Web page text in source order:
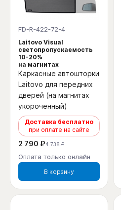
FD-R-422-72-4
Laitovo Visual
светопропускаемость
10-20%
на магнитах
Каркасные автошторки
Laitovo для передних
дверей (на магнитах
укороченный)
Доставка бесплатно
при оплате на сайте
2 790 ₽4 738 ₽
Оплата только онлайн
В корзину